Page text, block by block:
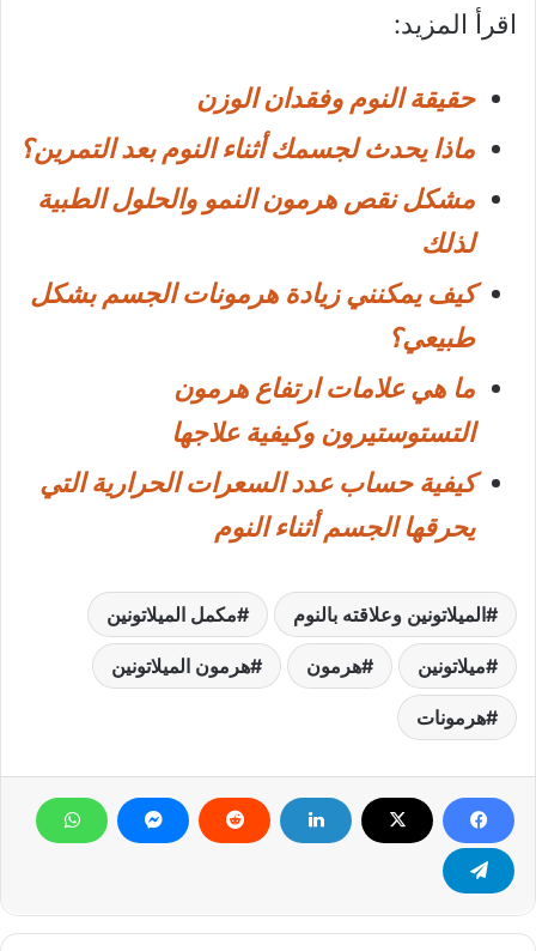
اقرأ المزيد:
حقيقة النوم وفقدان الوزن
ماذا يحدث لجسمك أثناء النوم بعد التمرين؟
مشكل نقص هرمون النمو والحلول الطبية
لذلك
كيف يمكنني زيادة هرمونات الجسم بشكل
طبيعي؟
ما هي علامات ارتفاع هرمون
التستوستيرون وكيفية علاجها
كيفية حساب عدد السعرات الحرارية التي
يحرقها الجسم أثناء النوم
الميلاتونين وعلاقته بالنوم مكمل الميلاتونين
ميلاتونين هرمون هرمون الميلاتونين
هرمونات